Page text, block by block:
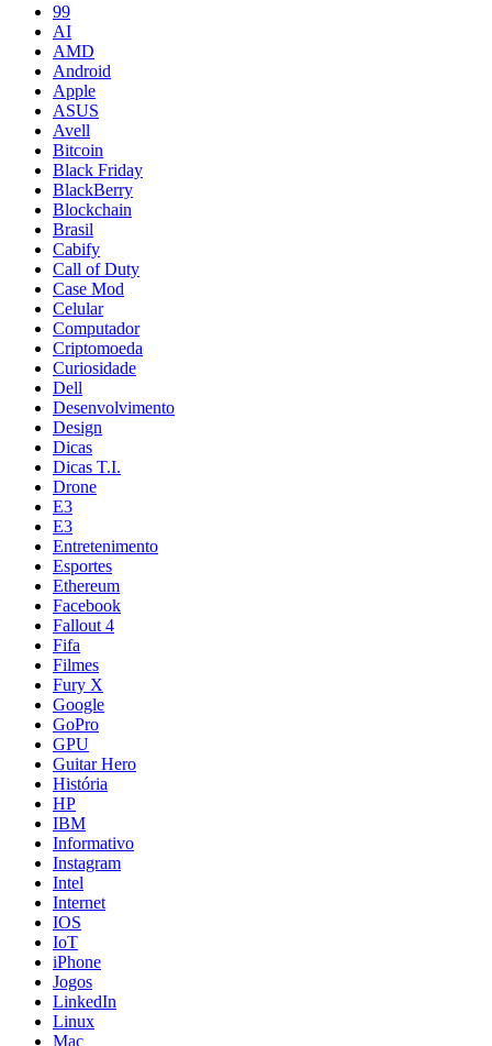
99
AI
AMD
Android
Apple
ASUS
Avell
Bitcoin
Black Friday
BlackBerry
Blockchain
Brasil
Cabify
Call of Duty
Case Mod
Celular
Computador
Criptomoeda
Curiosidade
Dell
Desenvolvimento
Design
Dicas
Dicas T.I.
Drone
E3
E3
Entretenimento
Esportes
Ethereum
Facebook
Fallout 4
Fifa
Filmes
Fury X
Google
GoPro
GPU
Guitar Hero
História
HP
IBM
Informativo
Instagram
Intel
Internet
IOS
IoT
iPhone
Jogos
LinkedIn
Linux
Mac